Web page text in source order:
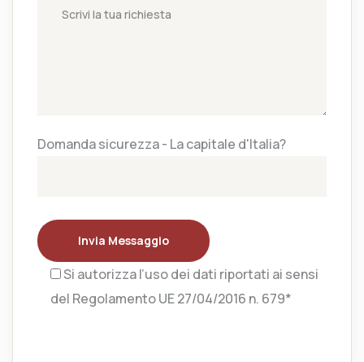
Domanda sicurezza - La capitale d'Italia?
Invia Messaggio
Si autorizza l’uso dei dati riportati ai sensi
del Regolamento UE 27/04/2016 n. 679*